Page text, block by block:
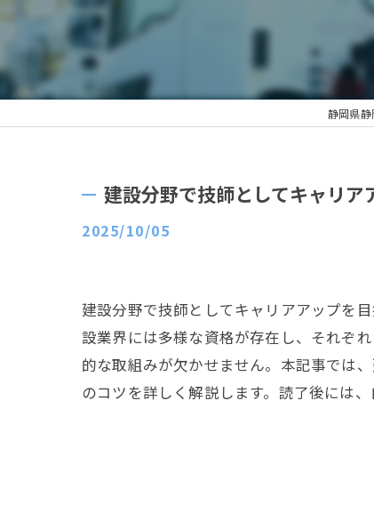
静岡県
建設分野で技師としてキャリ
2025/10/05
建設分野で技師としてキャリアアップを
設業界には多様な資格が存在し、それぞ
的な取組みが欠かせません。本記事では
のコツを詳しく解説します。読了後には